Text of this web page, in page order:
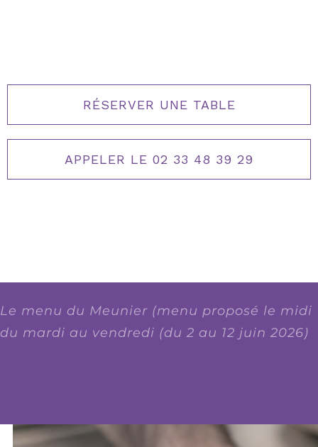
RÉSERVER UNE TABLE
APPELER LE 02 33 48 39 29
Le menu du Meunier (menu proposé le midi
du mardi au vendredi (du 2 au 12 juin 2026)